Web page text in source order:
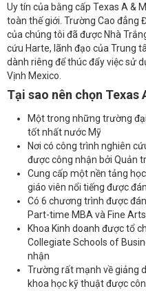
Uy tín của bằng cấp Texas A &
toàn thế giới. Trường Cao đẳng
của chúng tôi đã được Nhà
cứu Harte, lãnh đạo của Trung
dành riêng để thúc đẩy việc sử
Vịnh Mexico.
Tại sao nên chọn Texas
Một trong những trường
tốt nhất nước Mỹ
Nơi có công trình nghiên
được công nhận bởi Quản
Cung cấp một nền tảng
giáo viên nổi tiếng được
Có 6 chương trình được
Part-time MBA và Fine
Khoa Kinh doanh được tổ
Collegiate Schools of
nhận
Trường rất mạnh về giảng
khoa học kỹ thuật được